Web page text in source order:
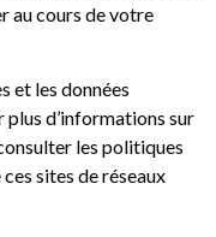
au cours de votre
et les données
plus d’informations sur
les politiques
sites de réseaux